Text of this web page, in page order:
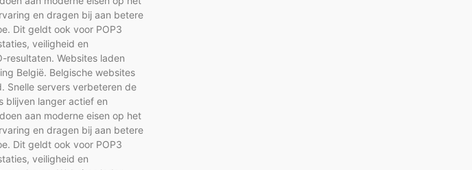
en dragen bij aan betere
Dit geldt ook voor POP3
veiligheid en
resultaten. Websites laden
België. Belgische websites
Snelle servers verbeteren de
blijven langer actief en
aan moderne eisen op het
en dragen bij aan betere
Dit geldt ook voor POP3
veiligheid en